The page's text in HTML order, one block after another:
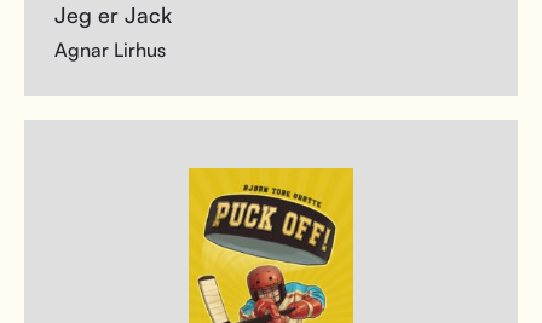
Jeg er Jack
Agnar Lirhus